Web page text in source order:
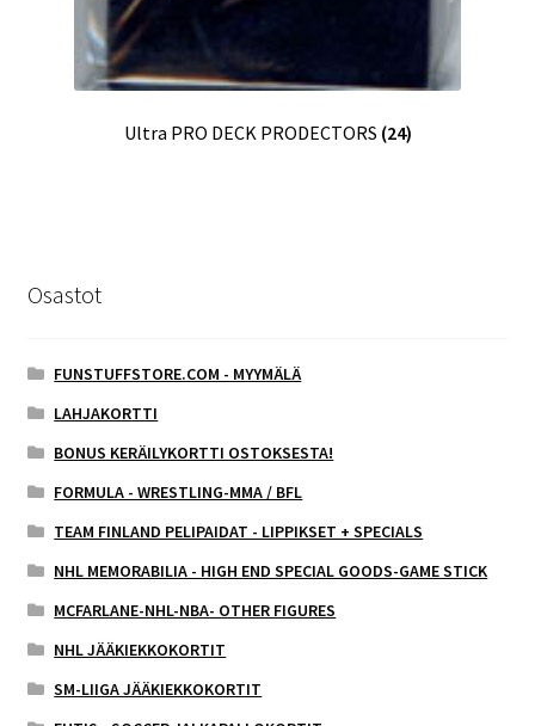
Ultra PRO DECK PRODECTORS (24)
Osastot
FUNSTUFFSTORE.COM - MYYMÄLÄ
LAHJAKORTTI
BONUS KERÄILYKORTTI OSTOKSESTA!
FORMULA - WRESTLING-MMA / BFL
TEAM FINLAND PELIPAIDAT - LIPPIKSET + SPECIALS
NHL MEMORABILIA - HIGH END SPECIAL GOODS-GAME STICK
MCFARLANE-NHL-NBA- OTHER FIGURES
NHL JÄÄKIEKKOKORTIT
SM-LIIGA JÄÄKIEKKOKORTIT